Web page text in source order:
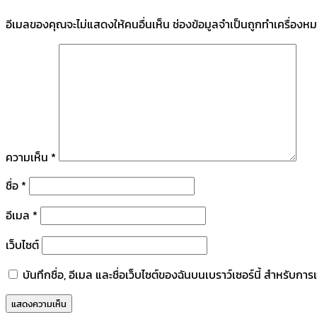
อีเมลของคุณจะไม่แสดงให้คนอื่นเห็น ช่องข้อมูลจำเป็นถูกทำเครื่องห
ความเห็น *
ชื่อ *
อีเมล *
เว็บไซต์
บันทึกชื่อ, อีเมล และชื่อเว็บไซต์ของฉันบนเบราว์เซอร์นี้ สำหรับกา